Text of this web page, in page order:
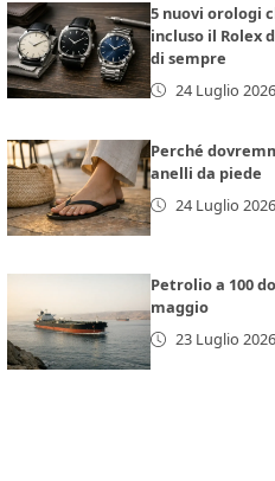
5 nuovi orologi
incluso il Rolex
di sempre
24 Luglio 2026
Perché
anelli da piede
24 Luglio 2026
Petrolio a 100
maggio
23 Luglio 2026